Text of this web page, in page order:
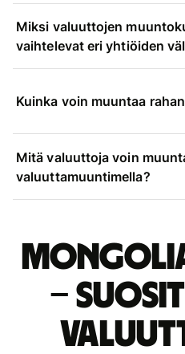
Miksi valuuttojen
vaihtelevat eri yhtiöiden
Kuinka voin muuntaa
Mitä valuuttoja voin
valuuttamuuntimella?
–